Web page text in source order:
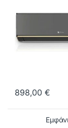
898,00€